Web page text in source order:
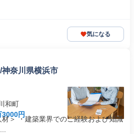
気になる
奈川県横浜市
和町
3000円
＞ ・建築業界でのご経験および知識